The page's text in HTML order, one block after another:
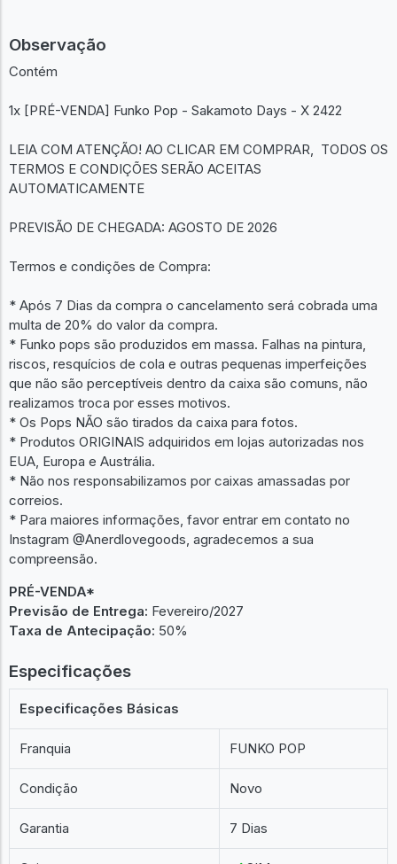
Observação
Contém
1x [PRÉ-VENDA] Funko Pop - Sakamoto Days - X 2422
LEIA COM ATENÇÃO! AO CLICAR EM COMPRAR, TODOS OS
TERMOS E CONDIÇÕES SERÃO ACEITAS
AUTOMATICAMENTE
PREVISÃO DE CHEGADA: AGOSTO DE 2026
Termos e condições de Compra:
* Após 7 Dias da compra o cancelamento será cobrada uma
multa de 20% do valor da compra.
* Funko pops são produzidos em massa. Falhas na pintura,
riscos, resquícios de cola e outras pequenas imperfeições
que não são perceptíveis dentro da caixa são comuns, não
realizamos troca por esses motivos.
* Os Pops NÃO são tirados da caixa para fotos.
* Produtos ORIGINAIS adquiridos em lojas autorizadas nos
EUA, Europa e Austrália.
* Não nos responsabilizamos por caixas amassadas por
correios.
* Para maiores informações, favor entrar em contato no
Instagram @Anerdlovegoods, agradecemos a sua
compreensão.
PRÉ-VENDA*
Previsão de Entrega: Fevereiro/2027
Taxa de Antecipação: 50%
Especificações
Especificações Básicas
Franquia FUNKO POP
Condição Novo
Garantia 7 Dias